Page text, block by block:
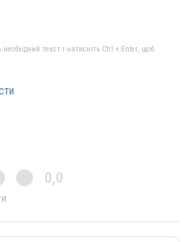
текст і натисніть Ctrl + Enter, щоб
0,0